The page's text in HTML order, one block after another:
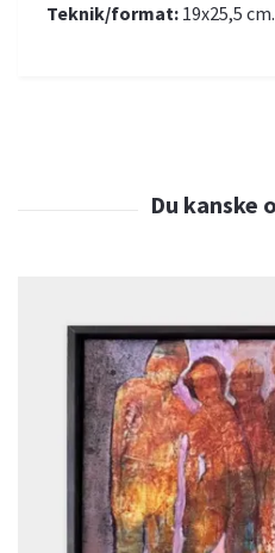
Teknik/format: 19x25,5 cm.